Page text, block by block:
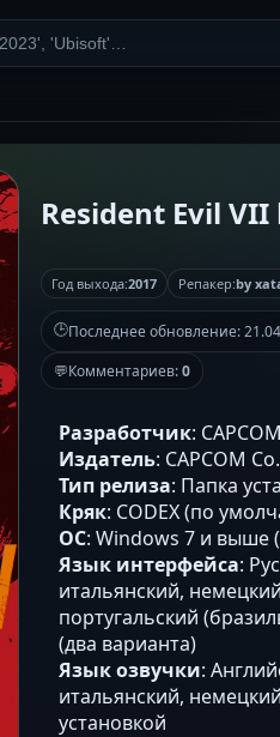
Resident Evil
Год выхода:2017 Репакер:by
🕒Последнее обновление:
💬Комментариев:0
Разработчик:
Издатель: CAPCOM
Тип релиза: Папка
Кряк: CODEX (по
ОС: Windows 7 и выше
Язык интерфейса:
итальянский,
португальский
(два варианта)
Язык озвучки:
итальянский,
установкой